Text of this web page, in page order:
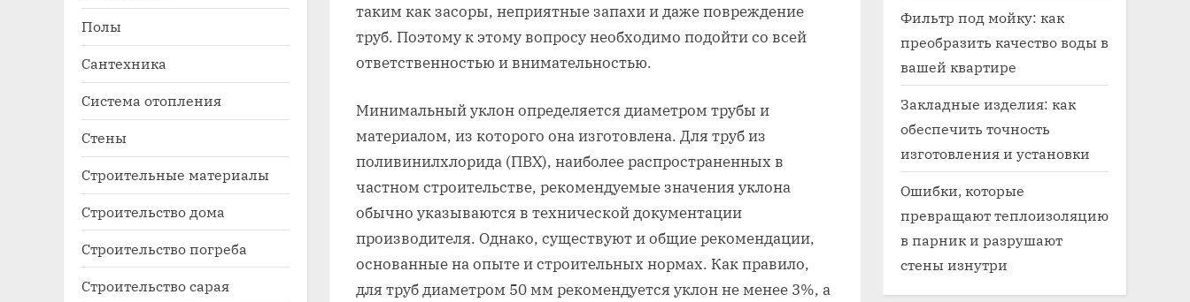
таким как засоры, неприятные запахи и даже повреждение
труб. Поэтому к этому вопросу необходимо подойти со всей
ответственностью и внимательностью.
Минимальный уклон определяется диаметром трубы и
материалом, из которого она изготовлена. Для труб из
поливинилхлорида (ПВХ), наиболее распространенных в
частном строительстве, рекомендуемые значения уклона
обычно указываются в технической документации
производителя. Однако, существуют и общие рекомендации,
основанные на опыте и строительных нормах. Как правило,
для труб диаметром 50 мм рекомендуется уклон не менее 3%, а
Полы
Сантехника
Система отопления
Стены
Строительные материалы
Строительство дома
Строительство погреба
Строительство сарая
Фильтр под мойку: как
преобразить качество воды в
вашей квартире
Закладные изделия: как
обеспечить точность
изготовления и установки
Ошибки, которые
превращают теплоизоляцию
в парник и разрушают
стены изнутри